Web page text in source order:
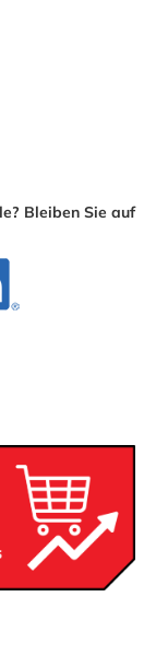
Bleiben Sie auf